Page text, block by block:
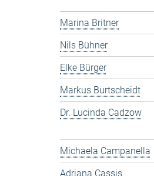
Marina Britner
Nils Bühner
Elke Bürger
Markus Burtscheidt
Dr. Lucinda Cadzow
Michaela Campanella
Adriana Cassis